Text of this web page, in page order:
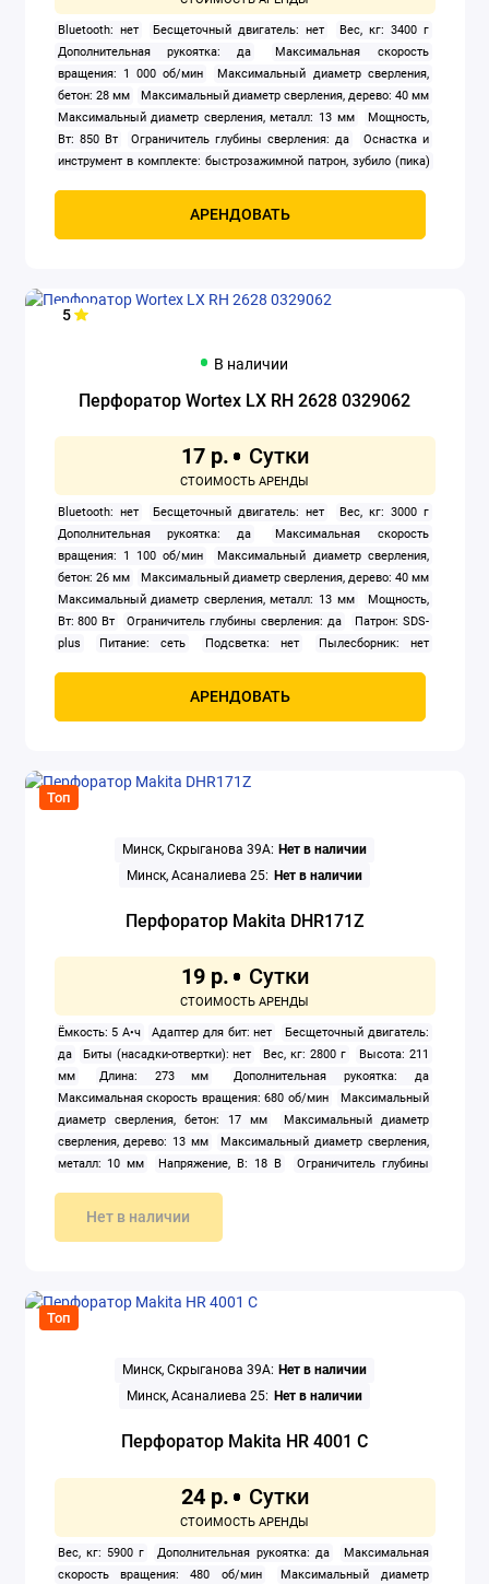
Bluetooth: нет Бесщеточный двигатель: нет
Вес, кг: 3400 г
Дополнительная рукоятка: да
Максимальная скорость
вращения: 1 000 об/мин
Максимальный диаметр сверления,
бетон: 28 мм
Максимальный диаметр сверления, дерево: 40 мм
Максимальный диаметр сверления, металл: 13 мм
Мощность,
Вт: 850 Вт
Ограничитель глубины сверления: да
Оснастка и
инструмент в комплекте: быстрозажимной патрон, зубило (пика)
АРЕНДОВАТЬ
5
В наличии
Перфоратор Wortex LX RH 2628 0329062
17 р.
Bluetooth: нет Бесщеточный двигатель: нет
Вес, кг: 3000 г
Дополнительная рукоятка: да
Максимальная скорость
вращения: 1 100 об/мин
Максимальный диаметр сверления,
бетон: 26 мм
Максимальный диаметр сверления, дерево: 40 мм
Максимальный диаметр сверления, металл: 13 мм
Мощность,
Вт: 800 Вт
Ограничитель глубины сверления: да
Патрон: SDS-
plus
Питание: сеть Подсветка: нет
Пылесборник: нет
АРЕНДОВАТЬ
Топ
Минск, Скрыганова 39А: Нет в наличии
Минск, Асаналиева 25: Нет в наличии
Перфоратор Makita DHR171Z
19 р.
Ёмкость: 5 А•ч Адаптер для бит: нет
Бесщеточный двигатель:
да
Биты (насадки-отвертки): нет Вес, кг: 2800 г
Высота: 211
мм
Длина: 273 мм
Дополнительная рукоятка: да
Максимальная скорость вращения: 680 об/мин
Максимальный
диаметр сверления, бетон: 17 мм
Максимальный диаметр
сверления, дерево: 13 мм
Максимальный диаметр сверления,
металл: 10 мм
Напряжение, В: 18 В
Ограничитель глубины
нет
Энергия удара: 1.2 Дж
Нет в наличии
Топ
Минск, Скрыганова 39А: Нет в наличии
Минск, Асаналиева 25: Нет в наличии
Перфоратор Makita HR 4001 C
24 р.
Вес, кг: 5900 г Дополнительная рукоятка: да
Максимальная
скорость вращения: 480 об/мин
Максимальный диаметр